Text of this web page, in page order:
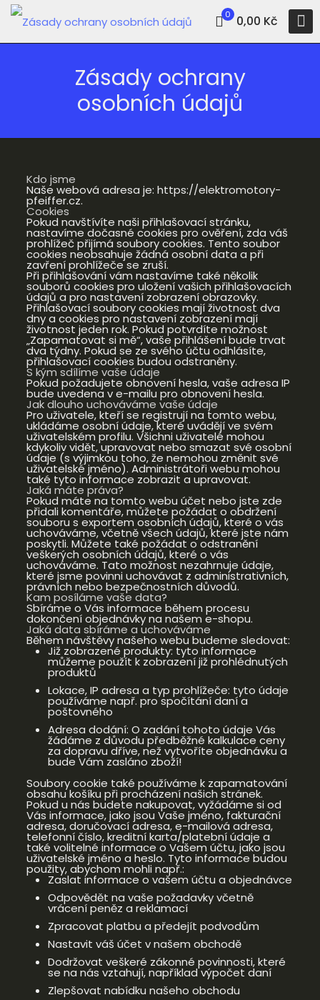
0 0,00 Kč
Zásady ochrany
osobních údajů
Kdo jsme
Naše webová adresa je: https://elektromotory-
pfeiffer.cz.
Cookies
Pokud navštívíte naši přihlašovací stránku,
nastavíme dočasné cookies pro ověření, zda váš
prohlížeč přijímá soubory cookies. Tento soubor
cookies neobsahuje žádná osobní data a při
zavření prohlížeče se zruší.
Při přihlašování vám nastavíme také několik
souborů cookies pro uložení vašich přihlašovacích
údajů a pro nastavení zobrazení obrazovky.
Přihlašovací soubory cookies mají životnost dva
dny a cookies pro nastavení zobrazení mají
životnost jeden rok. Pokud potvrdíte možnost
„Zapamatovat si mě“, vaše přihlášení bude trvat
dva týdny. Pokud se ze svého účtu odhlásíte,
přihlašovací cookies budou odstraněny.
S kým sdílíme vaše údaje
Pokud požadujete obnovení hesla, vaše adresa IP
bude uvedena v e-mailu pro obnovení hesla.
Jak dlouho uchováváme vaše údaje
Pro uživatele, kteří se registrují na tomto webu,
ukládáme osobní údaje, které uvádějí ve svém
uživatelském profilu. Všichni uživatelé mohou
kdykoliv vidět, upravovat nebo smazat své osobní
údaje (s výjimkou toho, že nemohou změnit své
uživatelské jméno). Administrátoři webu mohou
také tyto informace zobrazit a upravovat.
Jaká máte práva?
Pokud máte na tomto webu účet nebo jste zde
přidali komentáře, můžete požádat o obdržení
souboru s exportem osobních údajů, které o vás
uchováváme, včetně všech údajů, které jste nám
poskytli. Můžete také požádat o odstranění
veškerých osobních údajů, které o vás
uchováváme. Tato možnost nezahrnuje údaje,
které jsme povinni uchovávat z administrativních,
právních nebo bezpečnostních důvodů.
Kam posíláme vaše data?
Sbíráme o Vás informace během procesu
dokončení objednávky na našem e-shopu.
Jaká data sbíráme a uchováváme
Během návštěvy našeho webu budeme sledovat:
Již zobrazené produkty: tyto informace
můžeme použít k zobrazení již prohlédnutých
produktů
Lokace, IP adresa a typ prohlížeče: tyto údaje
používáme např. pro spočítání daní a
poštovného
Adresa dodání: O zadání tohoto údaje Vás
žádáme z důvodu předběžné kalkulace ceny
za dopravu dříve, než vytvoříte objednávku a
bude Vám zasláno zboží!
Soubory cookie také používáme k zapamatování
obsahu košíku při procházení našich stránek.
Pokud u nás budete nakupovat, vyžádáme si od
Vás informace, jako jsou Vaše jméno, fakturační
adresa, doručovací adresa, e-mailová adresa,
telefonní číslo, kreditní karta/platební údaje a
také volitelné informace o Vašem účtu, jako jsou
uživatelské jméno a heslo. Tyto informace budou
použity, abychom mohli např.:
Zaslat informace o vašem účtu a objednávce
Odpovědět na vaše požadavky včetně
vrácení peněz a reklamací
Zpracovat platbu a předejít podvodům
Nastavit váš účet v našem obchodě
Dodržovat veškeré zákonné povinnosti, které
se na nás vztahují, například výpočet daní
Zlepšovat nabídku našeho obchodu